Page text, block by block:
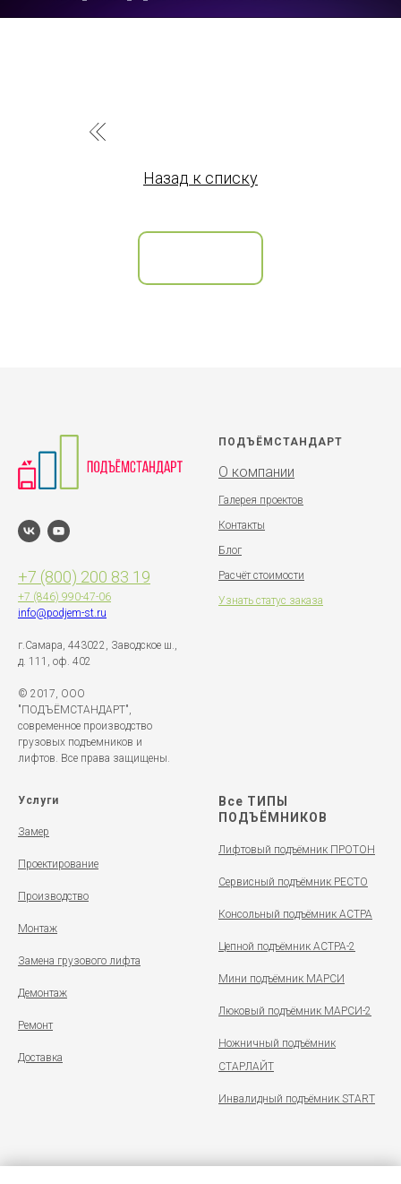
Назад к списку
+7 (800) 200 83 19
+7 (846) 990-47-06
info@podjem-st.ru
г.Самара, 443022, Заводское ш.,
д. 111, оф. 402
© 2017, ООО
"ПОДЪЁМСТАНДАРТ",
современное производство
грузовых подъемников и
лифтов. Все права защищены.
ПОДЪЁМСТАНДАРТ
О компании
Галерея проектов
Контакты
Блог
Расчёт стоимости
Узнать статус заказа
Услуги
Замер
Проектирование
Производство
Монтаж
Замена грузового лифта
Демонтаж
Ремонт
Доставка
Все ТИПЫ
ПОДЪЁМНИКОВ
Лифтовый подъёмник ПРОТОН
Сервисный подъёмник РЕСТО
Консольный подъёмник АСТРА
Цепной подъёмник АСТРА-2
Мини подъёмник МАРСИ
Люковый подъёмник МАРСИ-2
Ножничный подъёмник
СТАРЛАЙТ
Инвалидный подъёмник START